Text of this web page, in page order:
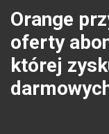
Orange
oferty
której